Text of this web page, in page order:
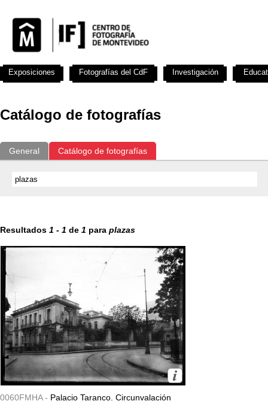
Catálogo de fotografías
General Catálogo de fotografías
Resultados 1 - 1 de 1 para plazas
0060FMHA - Palacio Taranco. Circunvalación
Exposiciones Fotografías del CdF Investigación